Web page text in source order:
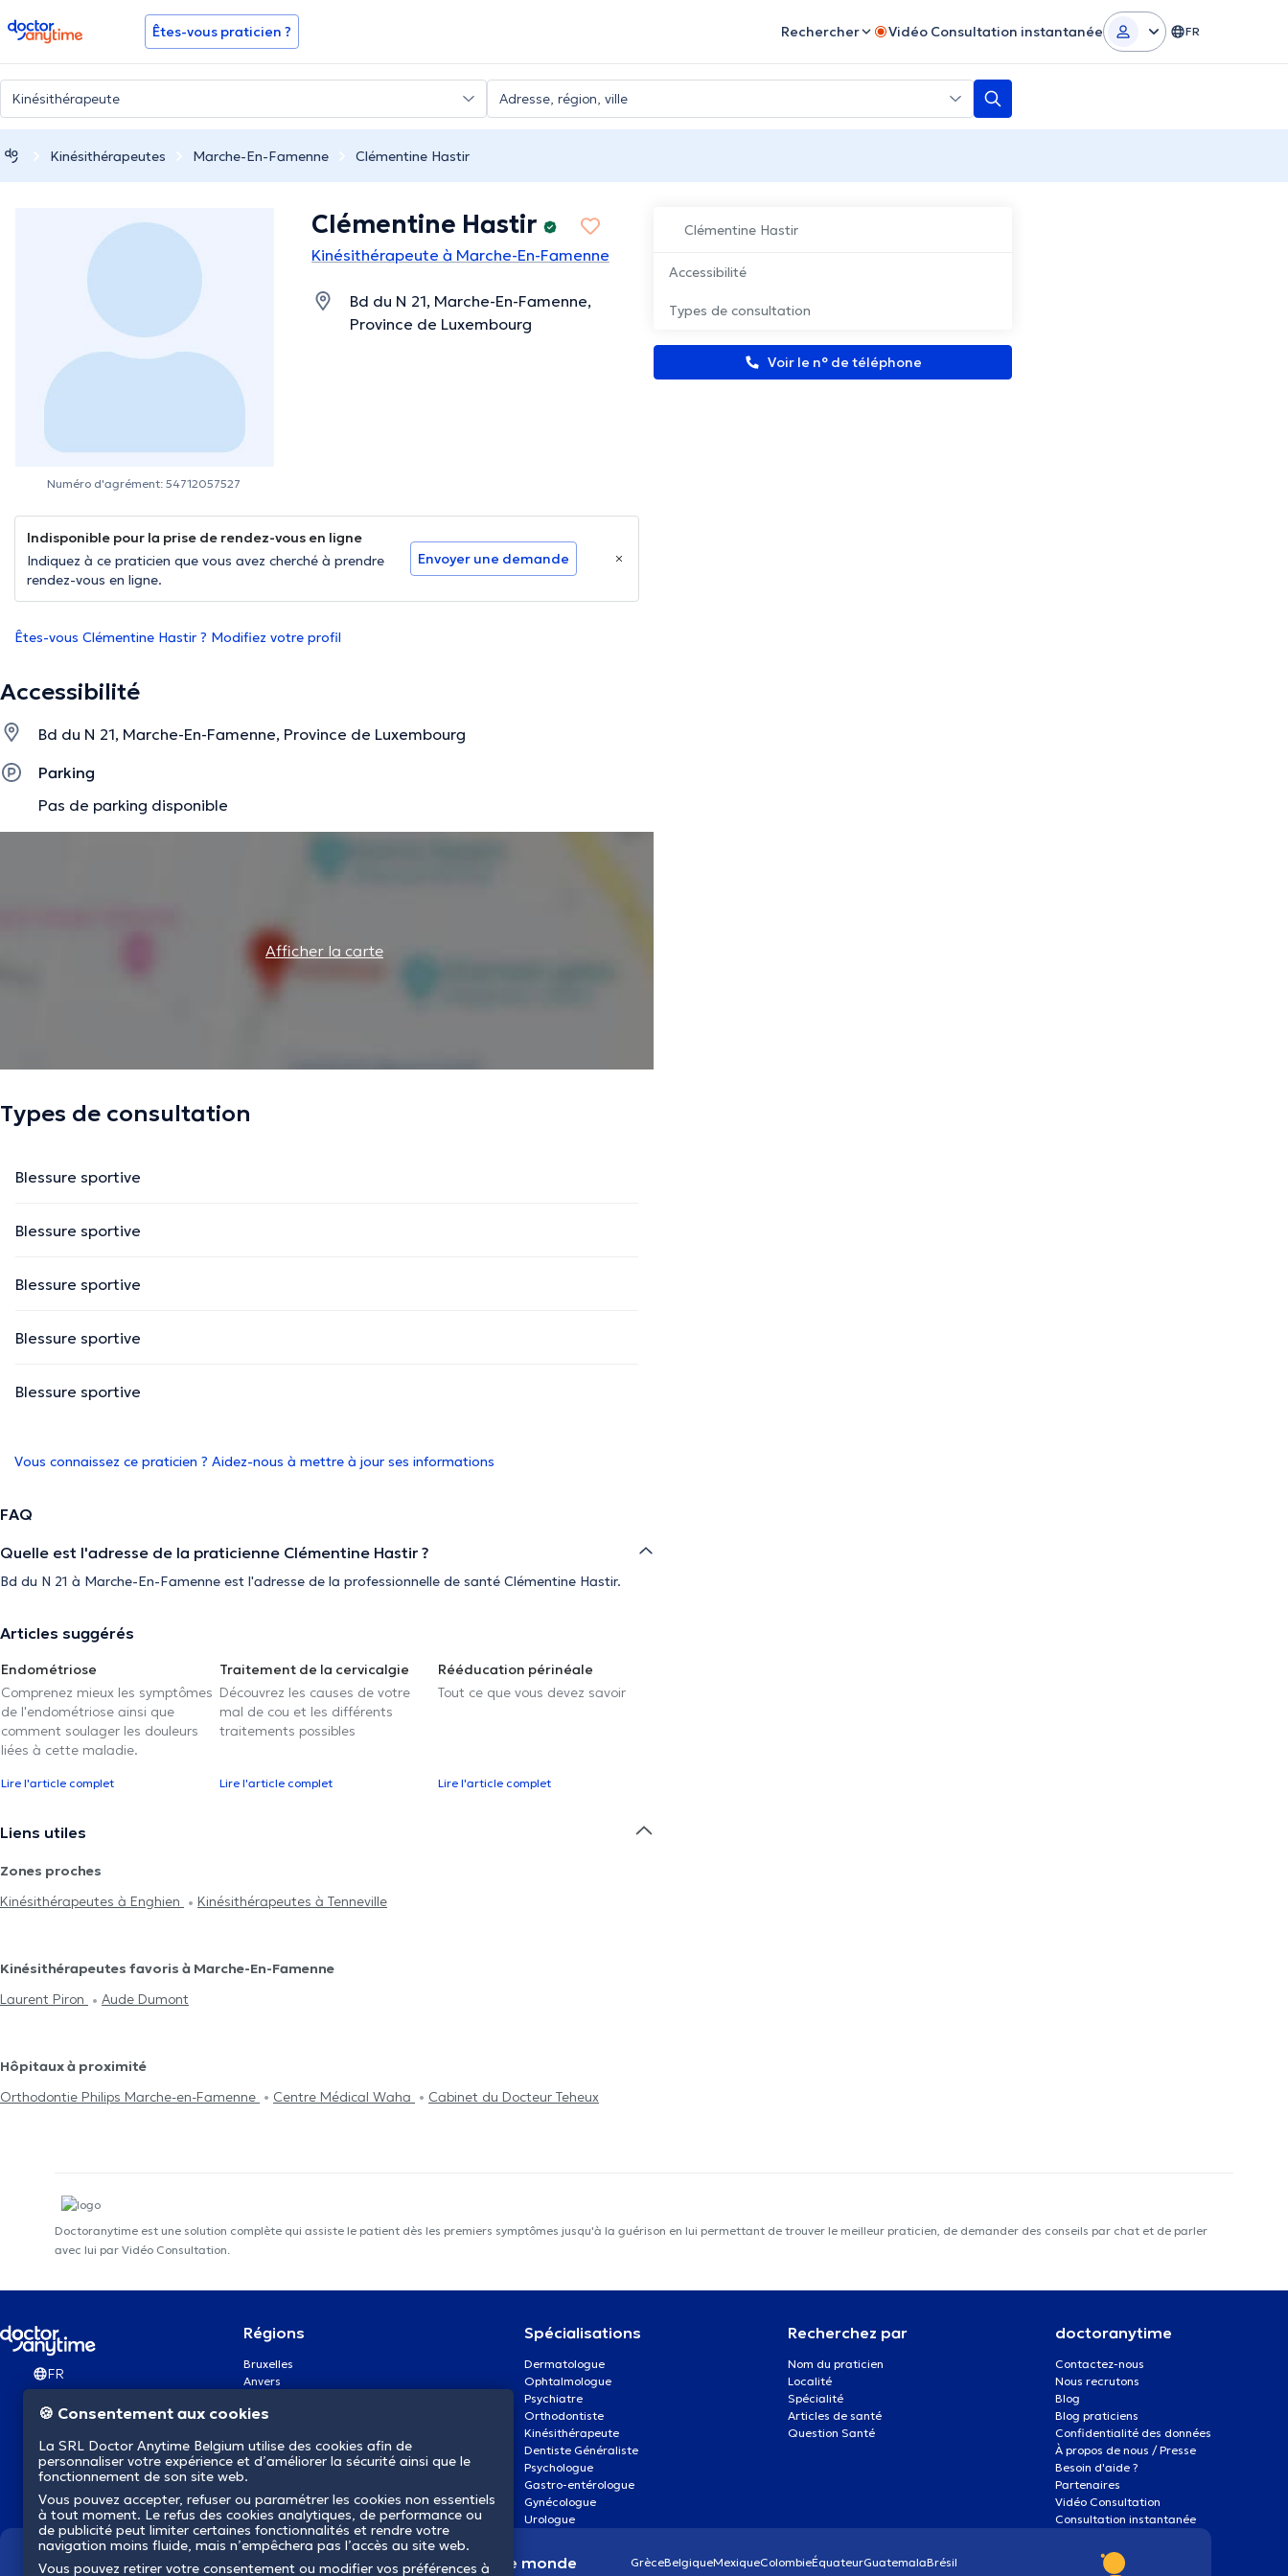
doctoranytime Êtes-vous praticien ? Rechercher Vidéo Consultation instantanée FR
Kinésithérapeutes Marche-En-Famenne Clémentine Hastir
Clémentine Hastir
Accessibilité
Types de consultation
Voir le n° de téléphone
Numéro d'agrément: 54712057527
Clémentine Hastir
Kinésithérapeute à Marche-En-Famenne
Bd du N 21, Marche-En-Famenne,
Province de Luxembourg
Indisponible pour la prise de rendez-vous en ligne
Indiquez à ce praticien que vous avez cherché à prendre
rendez-vous en ligne.
Envoyer une demande
Êtes-vous Clémentine Hastir ? Modifiez votre profil
Accessibilité
Bd du N 21, Marche-En-Famenne, Province de Luxembourg
Parking
Pas de parking disponible
Afficher la carte
Types de consultation
Blessure sportive
Blessure sportive
Blessure sportive
Blessure sportive
Blessure sportive
Vous connaissez ce praticien ? Aidez-nous à mettre à jour ses informations
FAQ
Quelle est l'adresse de la praticienne Clémentine Hastir ?
Bd du N 21 à Marche-En-Famenne est l'adresse de la professionnelle de santé Clémentine Hastir.
Articles suggérés
Endométriose
Comprenez mieux les symptômes
de l'endométriose ainsi que
comment soulager les douleurs
liées à cette maladie.
Lire l'article complet
Traitement de la cervicalgie
Découvrez les causes de votre
mal de cou et les différents
traitements possibles
Lire l'article complet
Rééducation périnéale
Tout ce que vous devez savoir
Lire l'article complet
Liens utiles
Zones proches
Kinésithérapeutes à Enghien
Kinésithérapeutes à Tenneville
Kinésithérapeutes favoris à Marche-En-Famenne
Laurent Piron
Aude Dumont
Hôpitaux à proximité
Orthodontie Philips Marche-en-Famenne
Centre Médical Waha Cabinet du Docteur Teheux
Doctoranytime est une solution complète qui assiste le patient dès les premiers symptômes jusqu'à la guérison en lui permettant de trouver le meilleur praticien, de demander des conseils par chat et de parler
avec lui par Vidéo Consultation.
FR
Régions
Bruxelles
Anvers
Charleroi
Bruges
Namur
Louvain
Mons
Aalst Flandre-Orientale
Spécialisations
Dermatologue
Ophtalmologue
Psychiatre
Orthodontiste
Kinésithérapeute
Dentiste Généraliste
Psychologue
Gastro-entérologue
Gynécologue
Urologue
Recherchez par
Nom du praticien
Localité
Spécialité
Articles de santé
Question Santé
doctoranytime
Contactez-nous
Nous recrutons
Blog
Blog praticiens
Confidentialité des données
À propos de nous / Presse
Besoin d'aide ?
Partenaires
Vidéo Consultation
Consultation instantanée
Nous révolutionnons la santé dans le monde GrèceBelgiqueMexiqueColombieÉquateurGuatemalaBrésil
🍪 Consentement aux cookies
La SRL Doctor Anytime Belgium utilise des cookies afin de
personnaliser votre expérience et d’améliorer la sécurité ainsi que le
fonctionnement de son site web.
Vous pouvez accepter, refuser ou paramétrer les cookies non essentiels
à tout moment. Le refus des cookies analytiques, de performance ou
de publicité peut limiter certaines fonctionnalités et rendre votre
navigation moins fluide, mais n’empêchera pas l’accès au site web.
Vous pouvez retirer votre consentement ou modifier vos préférences à